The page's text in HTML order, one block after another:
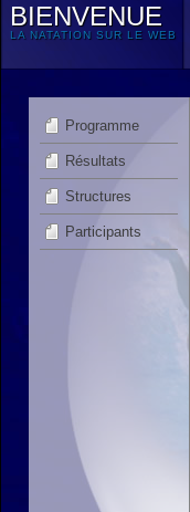
BIENVENUE
LA NATATION SUR LE WEB
Programme
Résultats
Structures
Participants